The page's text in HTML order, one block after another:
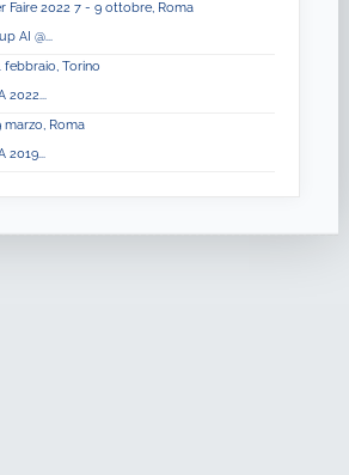
Faire 2022 7 - 9 ottobre, Roma
AI @...
febbraio, Torino
2022...
marzo, Roma
2019...